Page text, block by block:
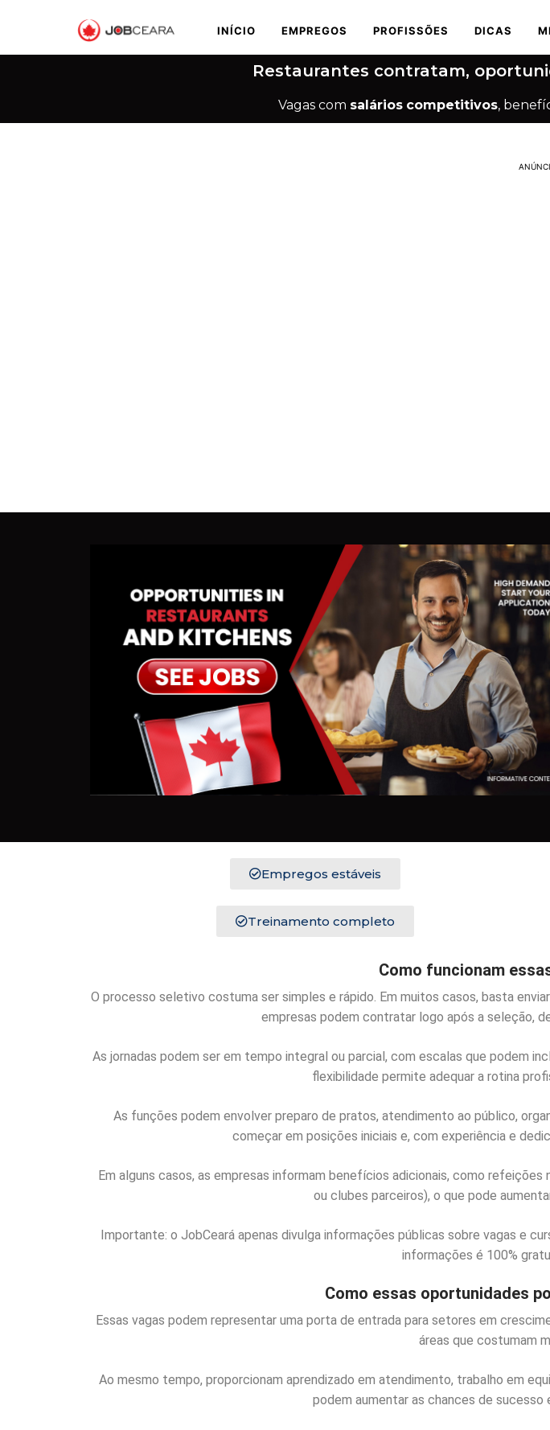
INÍCIO EMPREGOS PROFISSÕES DICAS
Restaurantes contratam,
Vagas com salários competitivos,
Empregos estáveis
Treinamento completo
Como funcionam
O processo seletivo costuma ser simples e rápido. Em muitos casos, basta
empresas podem contratar logo após a seleção,
As jornadas podem ser em tempo integral ou parcial, com escalas que podem
flexibilidade permite adequar a rotina
As funções podem envolver preparo de pratos, atendimento ao público,
começar em posições iniciais e, com experiência e
Em alguns casos, as empresas informam benefícios adicionais, como
ou clubes parceiros), o que pode
Importante: o JobCeará apenas divulga informações públicas sobre vagas e
informações é 100%
Como essas oportunidades
Essas vagas podem representar uma porta de entrada para setores em
áreas que costumam
Ao mesmo tempo, proporcionam aprendizado em atendimento, trabalho em
podem aumentar as chances de